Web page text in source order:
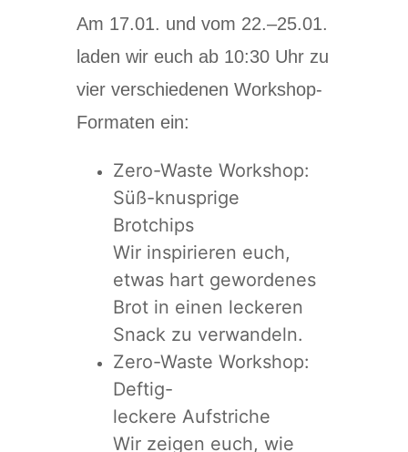
Am 17.01. und vom 22.–25.01.
laden wir euch ab 10:30 Uhr zu
vier verschiedenen Workshop-
Formaten ein:
Zero-Waste Workshop:
Süß-knusprige
Brotchips
Wir inspirieren euch,
etwas hart gewordenes
Brot in einen leckeren
Snack zu verwandeln.
Zero-Waste Workshop:
Deftig-
leckere Aufstriche
Wir zeigen euch, wie